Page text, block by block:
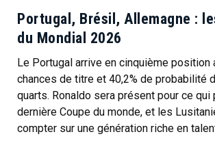
Portugal, Brésil, Allemagne :
du Mondial 2026
Le Portugal arrive en cinquième position
chances de titre et 40,2% de probabilité
quarts. Ronaldo sera présent pour ce qui
dernière Coupe du monde, et les
compter sur une génération riche en